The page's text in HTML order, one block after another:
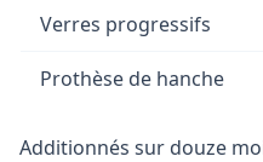
Verres progressifs
Prothèse de hanche
Additionnés sur douze